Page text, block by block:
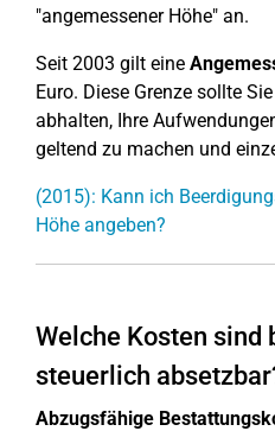
"angemessener Höhe" an.
Seit 2003 gilt eine
Euro. Diese Grenze sollte
abhalten, Ihre
geltend zu machen und
(2015): Kann ich
Höhe angeben?
Welche Kosten sind
steuerlich
Abzugsfähige